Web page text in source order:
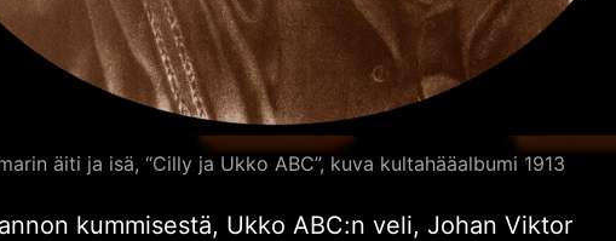
äiti ja isä, “Cilly ja Ukko ABC”, kuva kultahääalbumi 1913
kummisestä, Ukko ABC:n veli, Johan Viktor